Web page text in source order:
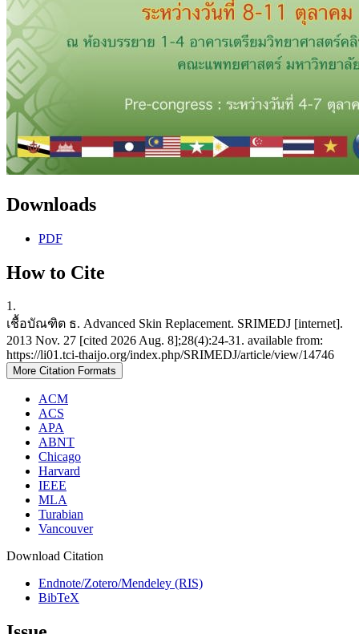
Downloads
PDF
How to Cite
1.
เชื้อบัณฑิต ธ. Advanced Skin Replacement. SRIMEDJ [internet].
2013 Nov. 27 [cited 2026 Aug. 8];28(4):24-31. available from:
https://li01.tci-thaijo.org/index.php/SRIMEDJ/article/view/14746
More Citation Formats
ACM
ACS
APA
ABNT
Chicago
Harvard
IEEE
MLA
Turabian
Vancouver
Download Citation
Endnote/Zotero/Mendeley (RIS)
BibTeX